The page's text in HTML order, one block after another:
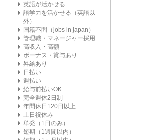
英語が活かせる
語学力を活かせる（英語以
外）
国籍不問（jobs in japan）
管理職・マネージャー採用
高収入・高額
ボーナス・賞与あり
昇給あり
日払い
週払い
給与前払いOK
完全週休2日制
年間休日120日以上
土日祝休み
単発（1日のみ）
短期（1週間以内）